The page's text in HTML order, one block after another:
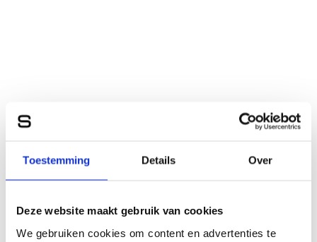
Toestemming Details Over
Deze website maakt gebruik van cookies
We gebruiken cookies om content en advertenties te